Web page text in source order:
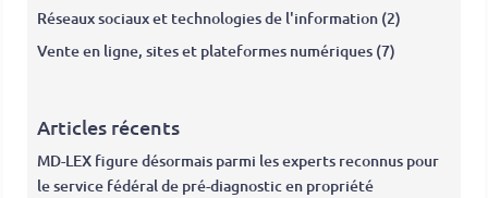
Réseaux sociaux et technologies de l'information (2)
Vente en ligne, sites et plateformes numériques (7)
Articles récents
MD-LEX figure désormais parmi les experts reconnus pour
le service fédéral de pré-diagnostic en propriété